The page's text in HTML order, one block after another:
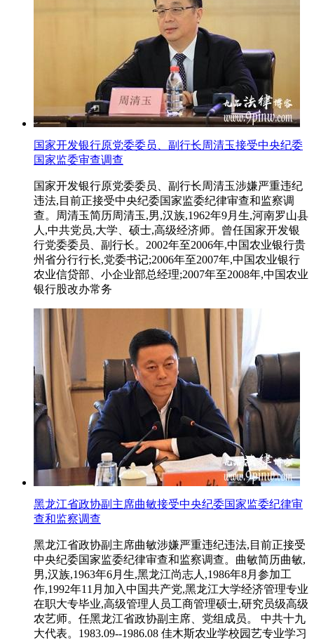
国家开发银行原党委委员、副行长周清玉接受中央纪委
国家监委审查调查
国家开发银行原党委委员、副行长周清玉涉嫌严重违纪
违法,目前正接受中央纪委国家监委纪律审查和监察调
查。周清玉简历周清玉,男,汉族,1962年9月生,河南罗山县
人,中共党员,大学、硕士,高级经济师。曾任国家开发银
行党委委员、副行长。2002年至2006年,中国农业银行贵
州省分行行长,党委书记;2006年至2007年,中国农业银行
农业信贷部、小企业部总经理;2007年至2008年,中国农业
银行股改办常务
黑龙江省政协副主席曲敏接受中央纪委国家监委纪律审
查和监察调查
黑龙江省政协副主席曲敏涉嫌严重违纪违法,目前正接受
中央纪委国家监委纪律审查和监察调查。曲敏简历曲敏,
男,汉族,1963年6月生,黑龙江尚志人,1986年8月参加工
作,1992年11月加入中国共产党,黑龙江大学经济管理专业
在职大专毕业,高级管理人员工商管理硕士,研究员级高级
农艺师。任黑龙江省政协副主席、党组成员。 中共十九
大代表。1983.09--1986.08 佳木斯农业学校园艺专业学习